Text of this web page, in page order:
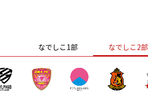
なでしこ1部 なでしこ2部